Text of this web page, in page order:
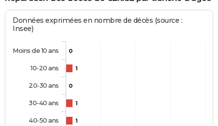
Données exprimées en nombre de décès (source :
Insee)
0
1
0
1
1
Moins de 10 ans
10-20 ans
20-30 ans
30-40 ans
40-50 ans